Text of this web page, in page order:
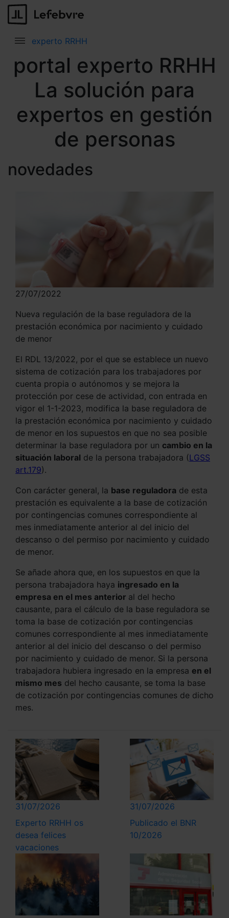
experto RRHH
portal experto RRHH
La solución para
expertos en gestión
de personas
novedades
27/07/2022
Nueva regulación de la base reguladora de la
prestación económica por nacimiento y cuidado
de menor
El RDL 13/2022, por el que se establece un nuevo
sistema de cotización para los trabajadores por
cuenta propia o autónomos y se mejora la
protección por cese de actividad, con entrada en
vigor el 1-1-2023, modifica la base reguladora de
la prestación económica por nacimiento y cuidado
de menor en los supuestos en que no sea posible
determinar la base reguladora por un cambio en la
situación laboral de la persona trabajadora (LGSS
art.179).
Con carácter general, la base reguladora de esta
prestación es equivalente a la base de cotización
por contingencias comunes correspondiente al
mes inmediatamente anterior al del inicio del
descanso o del permiso por nacimiento y cuidado
de menor.
Se añade ahora que, en los supuestos en que la
persona trabajadora haya ingresado en la
empresa en el mes anterior al del hecho
causante, para el cálculo de la base reguladora se
toma la base de cotización por contingencias
comunes correspondiente al mes inmediatamente
anterior al del inicio del descanso o del permiso
por nacimiento y cuidado de menor. Si la persona
trabajadora hubiera ingresado en la empresa en el
mismo mes del hecho causante, se toma la base
de cotización por contingencias comunes de dicho
mes.
31/07/2026
Experto RRHH os
desea felices
vacaciones
31/07/2026
Publicado el BNR
10/2026